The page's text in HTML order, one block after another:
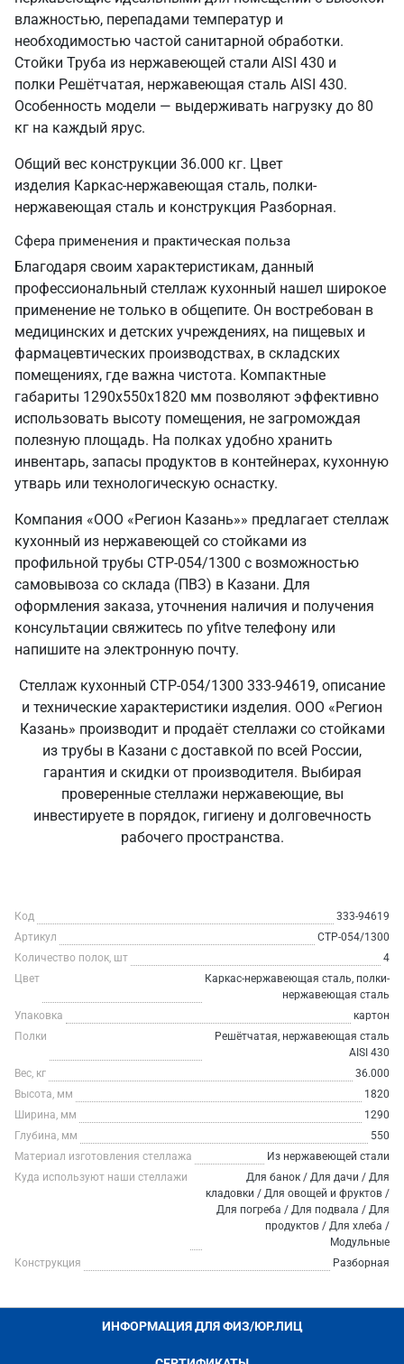
влажностью, перепадами температур и
необходимостью частой санитарной обработки.
Стойки Труба из нержавеющей стали AISI 430 и
полки Решётчатая, нержавеющая сталь AISI 430.
Особенность модели — выдерживать нагрузку до 80
кг на каждый ярус.
Общий вес конструкции 36.000 кг. Цвет
изделия Каркас-нержавеющая сталь, полки-
нержавеющая сталь и конструкция Разборная.
Сфера применения и практическая польза
Благодаря своим характеристикам, данный
профессиональный стеллаж кухонный нашел широкое
применение не только в общепите. Он востребован в
медицинских и детских учреждениях, на пищевых и
фармацевтических производствах, в складских
помещениях, где важна чистота. Компактные
габариты 1290х550х1820 мм позволяют эффективно
использовать высоту помещения, не загромождая
полезную площадь. На полках удобно хранить
инвентарь, запасы продуктов в контейнерах, кухонную
утварь или технологическую оснастку.
Компания «ООО «Регион Казань»» предлагает стеллаж
кухонный из нержавеющей со стойками из
профильной трубы СТР-054/1300 с возможностью
самовывоза со склада (ПВЗ) в Казани. Для
оформления заказа, уточнения наличия и получения
консультации свяжитесь по yfitve телефону или
напишите на электронную почту.
Стеллаж кухонный СТР-054/1300 333-94619, описание
и технические характеристики изделия. ООО «Регион
Казань» производит и продаёт стеллажи со стойками
из трубы в Казани с доставкой по всей России,
гарантия и скидки от производителя. Выбирая
проверенные стеллажи нержавеющие, вы
инвестируете в порядок, гигиену и долговечность
рабочего пространства.
Код
333-94619
Артикул
СТР-054/1300
Количество полок, шт
4
Цвет
Каркас-нержавеющая сталь, полки-
нержавеющая сталь
Упаковка
картон
Полки
Решётчатая, нержавеющая сталь
AISI 430
Вес, кг
36.000
Высота, мм
1820
Ширина, мм
1290
Глубина, мм
550
Материал изготовления стеллажа
Из нержавеющей стали
Куда используют наши стеллажи
Для банок / Для дачи / Для
кладовки / Для овощей и фруктов /
Для погреба / Для подвала / Для
продуктов / Для хлеба /
Модульные
Конструкция
Разборная
ИНФОРМАЦИЯ ДЛЯ ФИЗ/ЮР.ЛИЦ